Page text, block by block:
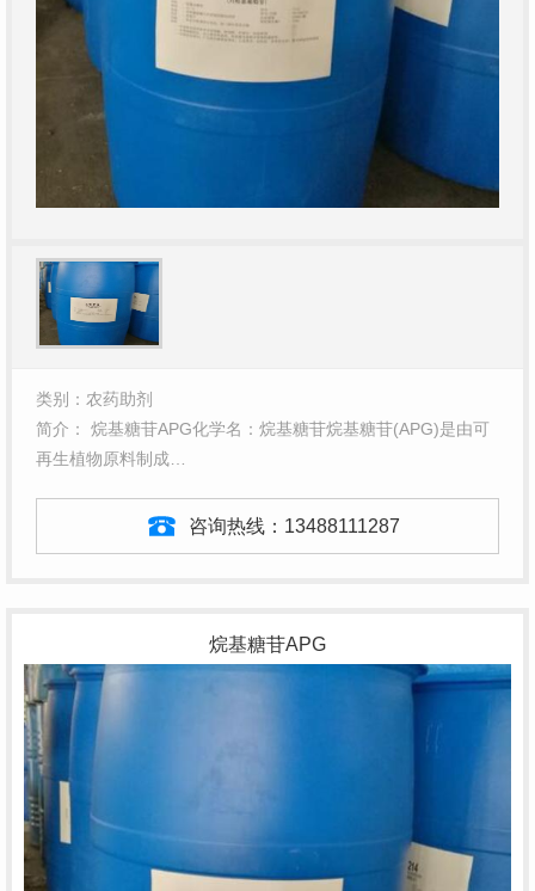
类别：农药助剂
简介： 烷基糖苷APG化学名：烷基糖苷烷基糖苷(APG)是由可
再生植物原料制成…
咨询热线： 13488111287
烷基糖苷APG